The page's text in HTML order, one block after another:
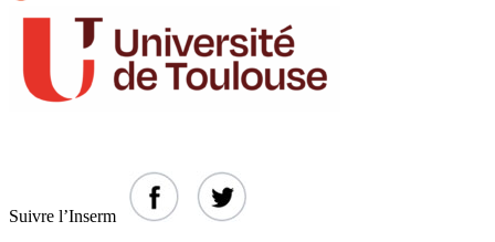
Suivre l’Inserm